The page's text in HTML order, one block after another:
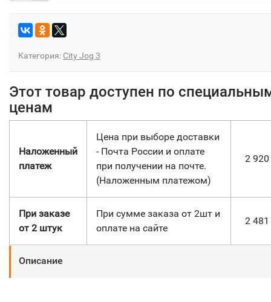
Категория: City Jog 3
Этот товар доступен по
ценам
Наложенный
платеж
Цена при выборе доставки
- Почта России и оплате
при получении на почте.
(Наложенным платежом)
2 920
При заказе
от 2 штук
При сумме заказа от 2шт и
оплате на сайте
2 481
Описание